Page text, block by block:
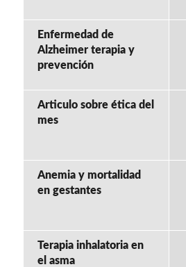
Enfermedad de
Alzheimer terapia y
prevención
Articulo sobre ética del
mes
Anemia y mortalidad
en gestantes
Terapia inhalatoria en
el asma